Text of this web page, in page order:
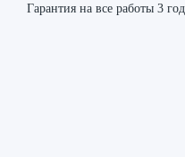
Гарантия на все работы 3